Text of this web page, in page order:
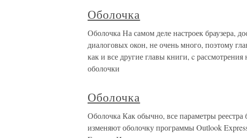
Оболочка
Оболочка На самом деле настроек браузера,
диалоговых окон, не очень много, поэтому
как и все другие главы книги, c
оболочки
Оболочка
Оболочка Как обычно, все параметры
изменяют оболочку программы Outlook